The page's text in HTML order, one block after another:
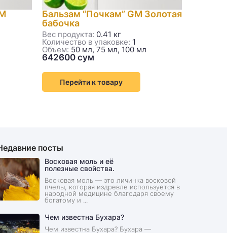
Бальзам “Почкам” GM Золотая
бабочка
Вес продукта: 0.41 кг
Количество в упаковке: 1
Объем: 50 мл, 75 мл, 100 мл
Перейти к товару
посты
Восковая моль и её
полезные свойства.
Восковая моль — это личинка восковой
пчелы, которая издревле используется в
народной медицине благодаря своему
богатому и ...
Чем известна Бухара?
Чем известна Бухара? Бухара —